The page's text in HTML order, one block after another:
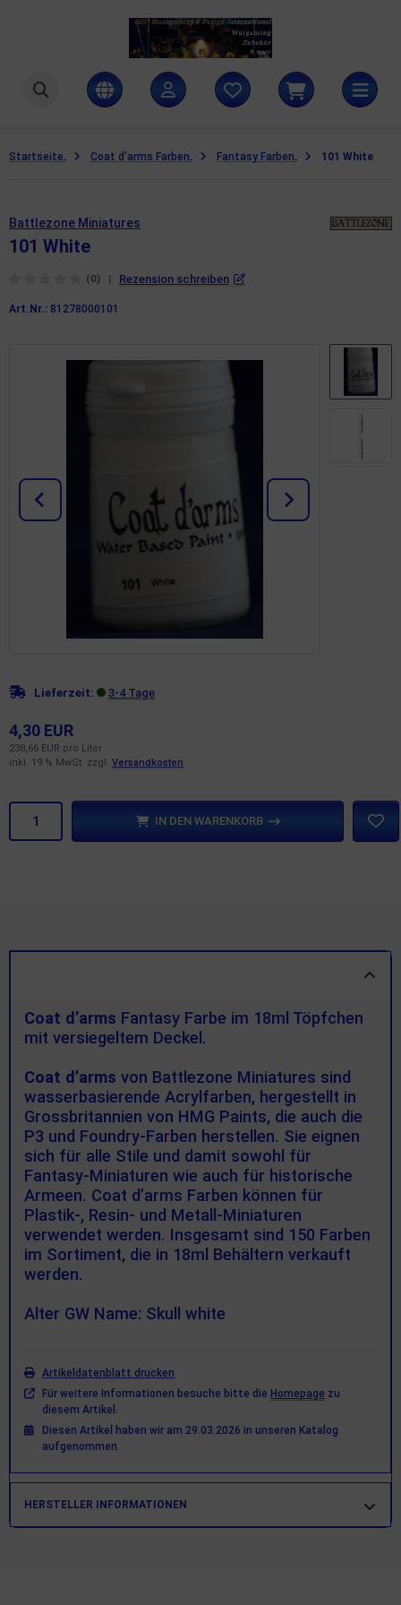
Startseite Coat d'arms Farben Fantasy Farben 101 White
Battlezone Miniatures
101 White
(0) | Rezension schreiben
Art.Nr.: 81278000101
Lieferzeit: 3-4 Tage
4,30 EUR
238,66 EUR pro Liter
inkl. 19 % MwSt. zzgl. Versandkosten
IN DEN WARENKORB
Coat d’arms Fantasy Farbe im 18ml Töpfchen
mit versiegeltem Deckel.
Coat d’arms von Battlezone Miniatures sind
wasserbasierende Acrylfarben, hergestellt in
Grossbritannien von HMG Paints, die auch die
P3 und Foundry-Farben herstellen. Sie eignen
sich für alle Stile und damit sowohl für
Fantasy-Miniaturen wie auch für historische
Armeen. Coat d’arms Farben können für
Plastik-, Resin- und Metall-Miniaturen
verwendet werden. Insgesamt sind 150 Farben
im Sortiment, die in 18ml Behältern verkauft
werden.
Alter GW Name: Skull white
Artikeldatenblatt drucken
Für weitere Informationen besuche bitte die Homepage zu
diesem Artikel.
Diesen Artikel haben wir am 29.03.2026 in unseren Katalog
aufgenommen.
HERSTELLER INFORMATIONEN
Miniatures
Management & Design International UG
Army Painter